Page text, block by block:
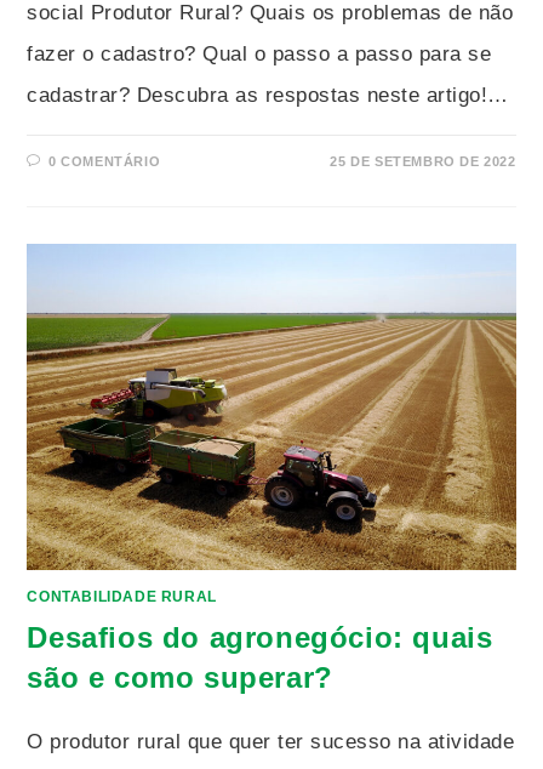
social Produtor Rural? Quais os problemas de não
fazer o cadastro? Qual o passo a passo para se
cadastrar? Descubra as respostas neste artigo!…
0 COMENTÁRIO 25 DE SETEMBRO DE 2022
CONTABILIDADE RURAL
Desafios do agronegócio: quais
são e como superar?
O produtor rural que quer ter sucesso na atividade